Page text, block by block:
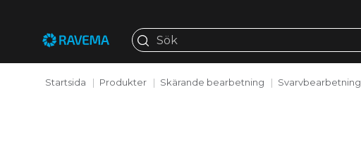
Startsida Produkter Skärande bearbetning Svarvbearbetning